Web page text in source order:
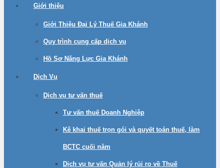
Giới thiệu
Giới Thiệu Đại Lý Thuế Gia Khánh
Quy trình cung cấp dịch vụ
Hồ Sơ Năng Lực Gia Khánh
Dịch Vụ
Dịch vụ tư vấn thuế
Tư vấn thuế Doanh Nghiệp
Kê khai thuế trọn gói và quyết toán thuế, làm
BCTC cuối năm
Dịch vụ tư vấn Quản lý rủi ro về Thuế